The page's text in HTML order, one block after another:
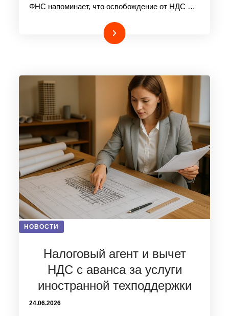
ФНС напоминает, что освобождение от НДС …
Подробнее
НОВОСТИ
Налоговый агент и вычет
НДС с аванса за услуги
иностранной техподдержки
24.06.2026